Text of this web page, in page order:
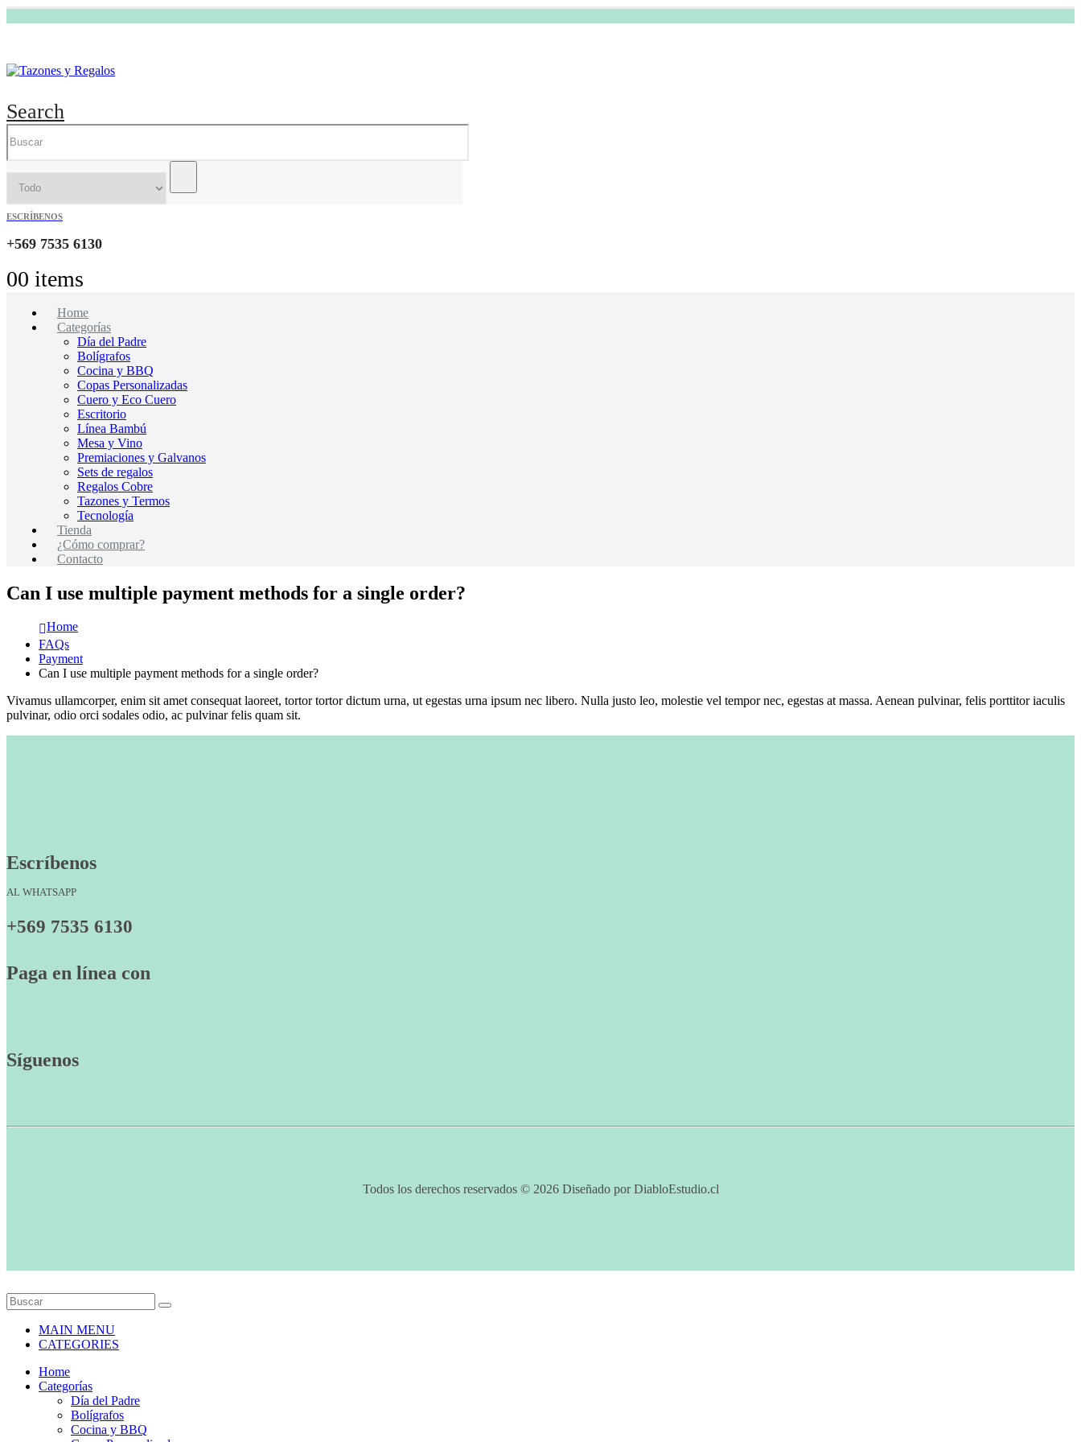
Search
ESCRÍBENOS
+569 7535 6130
00 items
Home
Categorías
Día del Padre
Bolígrafos
Cocina y BBQ
Copas Personalizadas
Cuero y Eco Cuero
Escritorio
Línea Bambú
Mesa y Vino
Premiaciones y Galvanos
Sets de regalos
Regalos Cobre
Tazones y Termos
Tecnología
Tienda
¿Cómo comprar?
Contacto
Can I use multiple payment methods for a single order?
Home
FAQs
Payment
Can I use multiple payment methods for a single order?
Vivamus ullamcorper, enim sit amet consequat laoreet, tortor tortor dictum urna, ut egestas urna ipsum nec libero. Nulla justo leo, molestie vel tempor nec, egestas at massa. Aenean pulvinar, felis porttitor iaculis
pulvinar, odio orci sodales odio, ac pulvinar felis quam sit.
Escríbenos
AL WHATSAPP
+569 7535 6130
Paga en línea con
Síguenos
Todos los derechos reservados © 2026 Diseñado por DiabloEstudio.cl
MAIN MENU
CATEGORIES
Home
Categorías
Día del Padre
Bolígrafos
Cocina y BBQ